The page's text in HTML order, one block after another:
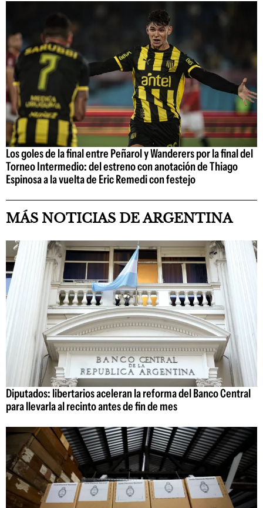
Los goles de la final entre Peñarol y Wanderers por la final del
Torneo Intermedio: del estreno con anotación de Thiago
Espinosa a la vuelta de Eric Remedi con festejo
MÁS NOTICIAS DE ARGENTINA
Diputados: libertarios aceleran la reforma del Banco Central
para llevarla al recinto antes de fin de mes